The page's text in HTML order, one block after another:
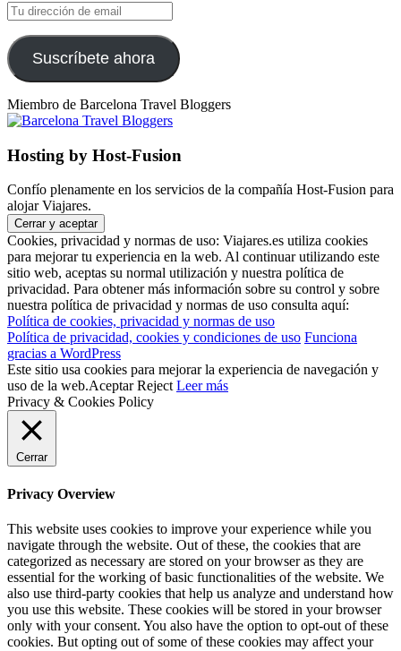
Tu
dirección
de
emailSuscríbete ahora
Miembro de Barcelona Travel Bloggers
Hosting by Host-Fusion
Confío plenamente en los servicios de la compañía Host-Fusion para
alojar Viajares.
Cookies, privacidad y normas de uso: Viajares.es utiliza cookies
para mejorar tu experiencia en la web. Al continuar utilizando este
sitio web, aceptas su normal utilización y nuestra política de
privacidad. Para obtener más información sobre su control y sobre
nuestra política de privacidad y normas de uso consulta aquí:
Política de cookies, privacidad y normas de uso
Política de privacidad, cookies y condiciones de uso Funciona
gracias a WordPress
Este sitio usa cookies para mejorar la experiencia de navegación y
uso de la web.Aceptar Reject Leer más
Privacy & Cookies Policy
Cerrar
Privacy Overview
This website uses cookies to improve your experience while you
navigate through the website. Out of these, the cookies that are
categorized as necessary are stored on your browser as they are
essential for the working of basic functionalities of the website. We
also use third-party cookies that help us analyze and understand how
you use this website. These cookies will be stored in your browser
only with your consent. You also have the option to opt-out of these
cookies. But opting out of some of these cookies may affect your